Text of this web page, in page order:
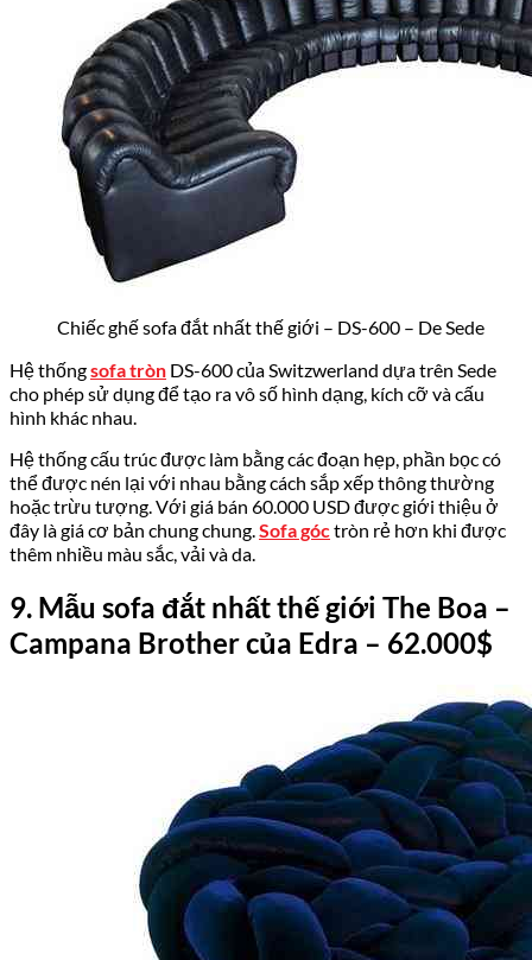
Chiếc ghế sofa đắt nhất thế giới – DS-600 – De Sede
Hệ thốngsofa tròn DS-600 của Switzwerland dựa trên Sede
cho phép sử dụng để tạo ra vô số hình dạng, kích cỡ và cấu
hình khác nhau.
Hệ thống cấu trúc được làm bằng các đoạn hẹp, phần bọc có
thể được nén lại với nhau bằng cách sắp xếp thông thường
hoặc trừu tượng. Với giá bán 60.000 USD được giới thiệu ở
đây là giá cơ bản chung chung.Sofa góctròn rẻ hơn khi được
thêm nhiều màu sắc, vải và da.
9. Mẫu sofa đắt nhất thế giới The Boa –
Campana Brother của Edra – 62.000$